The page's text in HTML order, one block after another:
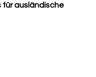
für ausländische